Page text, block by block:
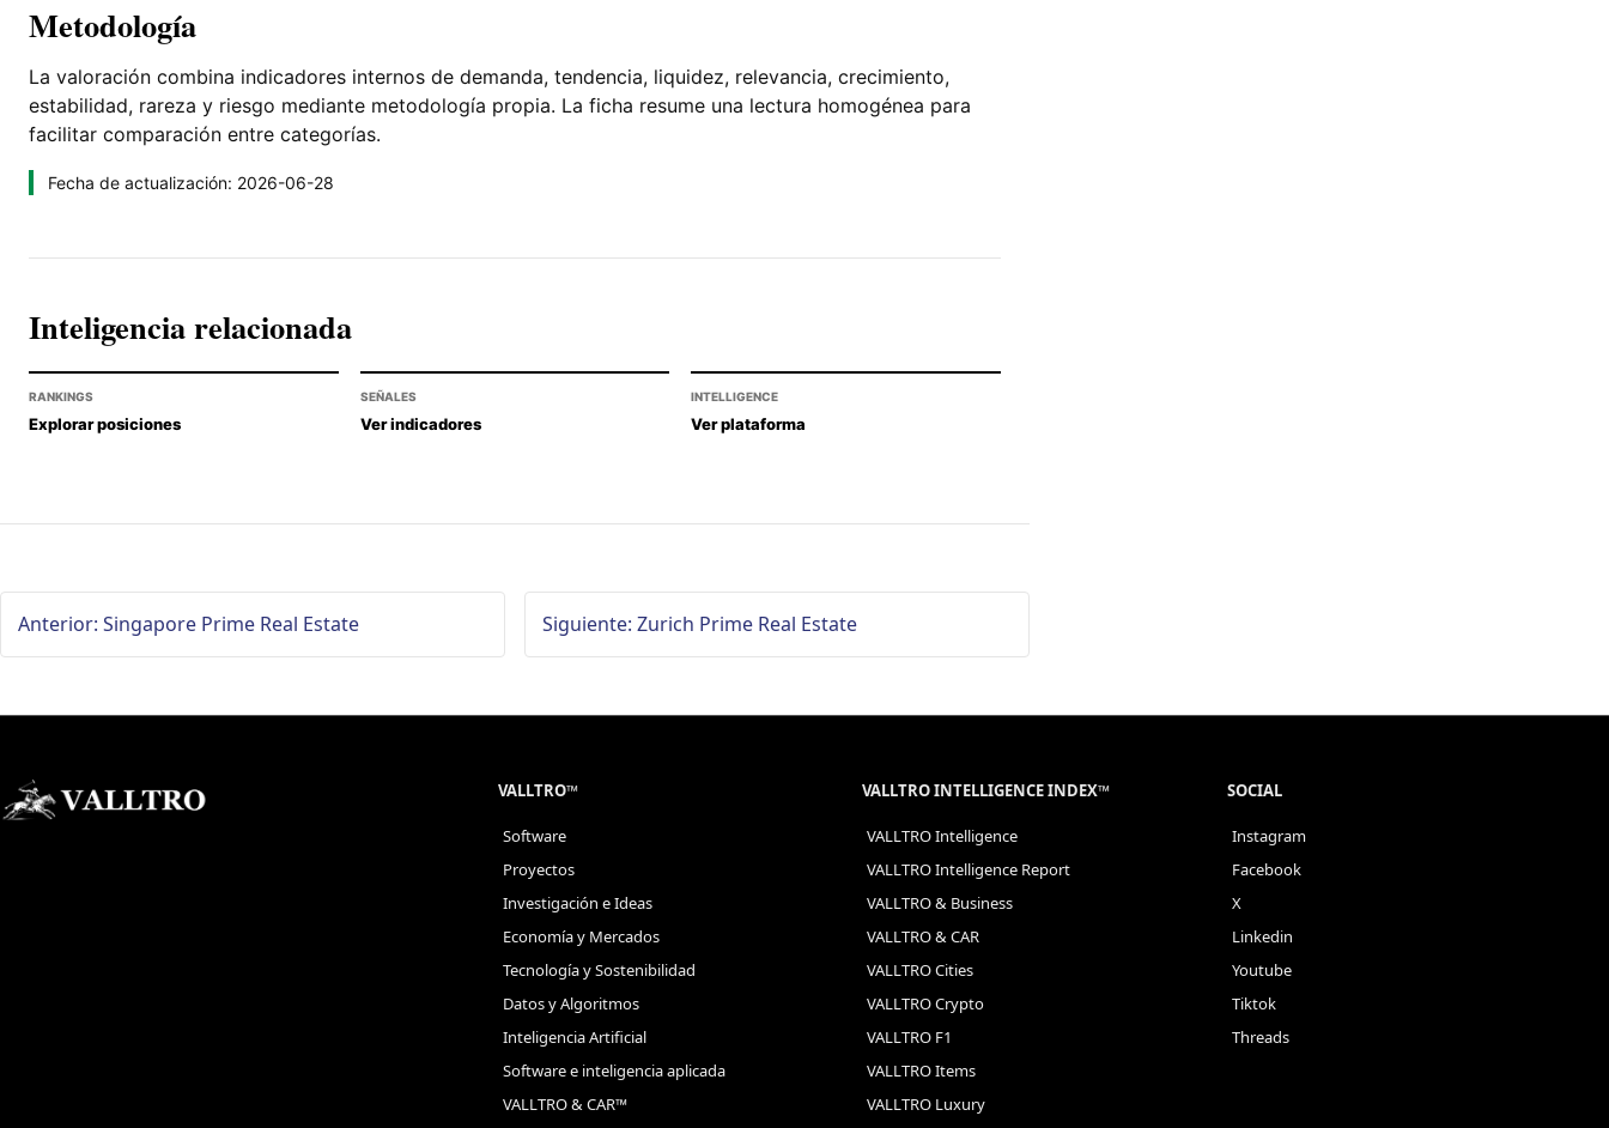
Metodología
La valoración combina indicadores internos de demanda, tendencia, liquidez, relevancia, crecimiento,
estabilidad, rareza y riesgo mediante metodología propia. La ficha resume una lectura homogénea para
facilitar comparación entre categorías.
Fecha de actualización: 2026-06-28
Inteligencia relacionada
RANKINGS
Explorar posiciones
SEÑALES
Ver indicadores
INTELLIGENCE
Ver plataforma
Anterior: Singapore Prime Real Estate Siguiente: Zurich Prime Real Estate
VALLTRO™
Software
Proyectos
Investigación e Ideas
Economía y Mercados
Tecnología y Sostenibilidad
Datos y Algoritmos
Inteligencia Artificial
Software e inteligencia aplicada
VALLTRO & CAR™
VALLTRO INTELLIGENCE INDEX™
VALLTRO Intelligence
VALLTRO Intelligence Report
VALLTRO & Business
VALLTRO & CAR
VALLTRO Cities
VALLTRO Crypto
VALLTRO F1
VALLTRO Items
VALLTRO Luxury
SOCIAL
Instagram
Facebook
X
Linkedin
Youtube
Tiktok
Threads